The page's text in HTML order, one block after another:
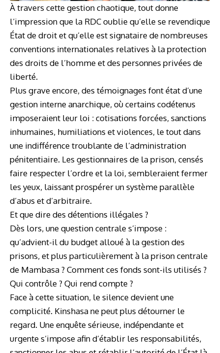
À travers cette gestion chaotique, tout donne
l’impression que la RDC oublie qu’elle se revendique
État de droit et qu’elle est signataire de nombreuses
conventions internationales relatives à la protection
des droits de l’homme et des personnes privées de
liberté.
Plus grave encore, des témoignages font état d’une
gestion interne anarchique, où certains codétenus
imposeraient leur loi : cotisations forcées, sanctions
inhumaines, humiliations et violences, le tout dans
une indifférence troublante de l’administration
pénitentiaire. Les gestionnaires de la prison, censés
faire respecter l’ordre et la loi, sembleraient fermer
les yeux, laissant prospérer un système parallèle
d’abus et d’arbitraire.
Et que dire des détentions illégales ?
Dès lors, une question centrale s’impose :
qu’advient-il du budget alloué à la gestion des
prisons, et plus particulièrement à la prison centrale
de Mambasa ? Comment ces fonds sont-ils utilisés ?
Qui contrôle ? Qui rend compte ?
Face à cette situation, le silence devient une
complicité. Kinshasa ne peut plus détourner le
regard. Une enquête sérieuse, indépendante et
urgente s’impose afin d’établir les responsabilités,